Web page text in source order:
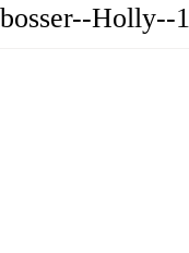
Holly--